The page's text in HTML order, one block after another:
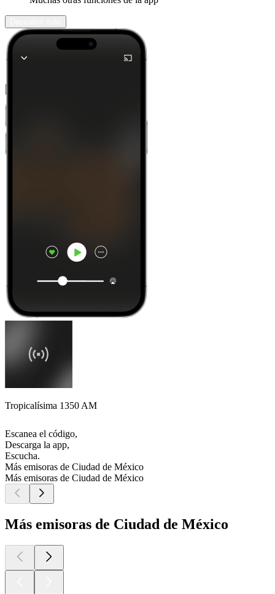
Tropicalísima 1350 AM
Escanea el código,
Descarga la app,
Escucha.
Más emisoras de Ciudad de México
Más emisoras de Ciudad de México
Más emisoras de Ciudad de México